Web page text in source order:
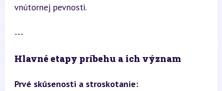
vnútornej pevnosti.
---
Hlavné etapy príbehu a ich význam
Prvé skúsenosti a stroskotanie: